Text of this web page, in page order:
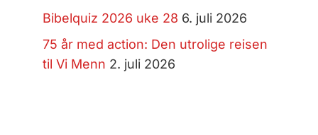
Bibelquiz 2026 uke 28 6. juli 2026
75 år med action: Den utrolige reisen
til Vi Menn 2. juli 2026